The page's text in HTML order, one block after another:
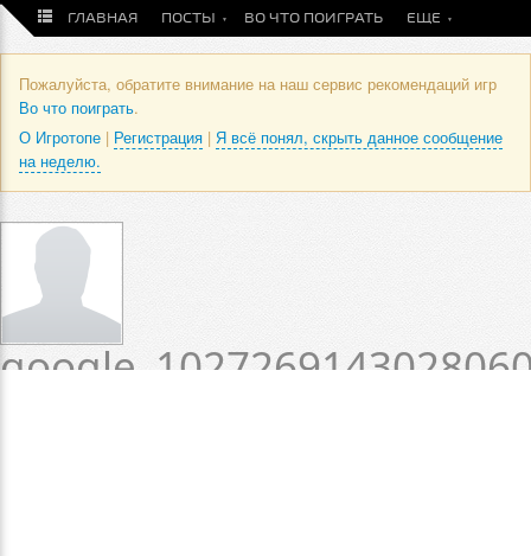
ГЛАВНАЯ ПОСТЫ ВО ЧТО ПОИГРАТЬ ЕЩЕ
Пожалуйста, обратите внимание на наш сервис рекомендаций игр
Во что поиграть.
О Игротопе | Регистрация | Я всё понял, скрыть данное сообщение
на неделю.